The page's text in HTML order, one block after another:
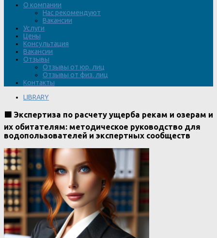
О компании
Нас рекомендуют
Вакансии
Услуги
Цены
Консультация
Вакансии
Отзывы
Отзывы от юр. лиц
Отзывы от физ. лиц
Контакты
LIBRARY
🟩 Экспертиза по расчету ущерба рекам и озерам и
их обитателям: методическое руководство для
водопользователей и экспертных сообществ